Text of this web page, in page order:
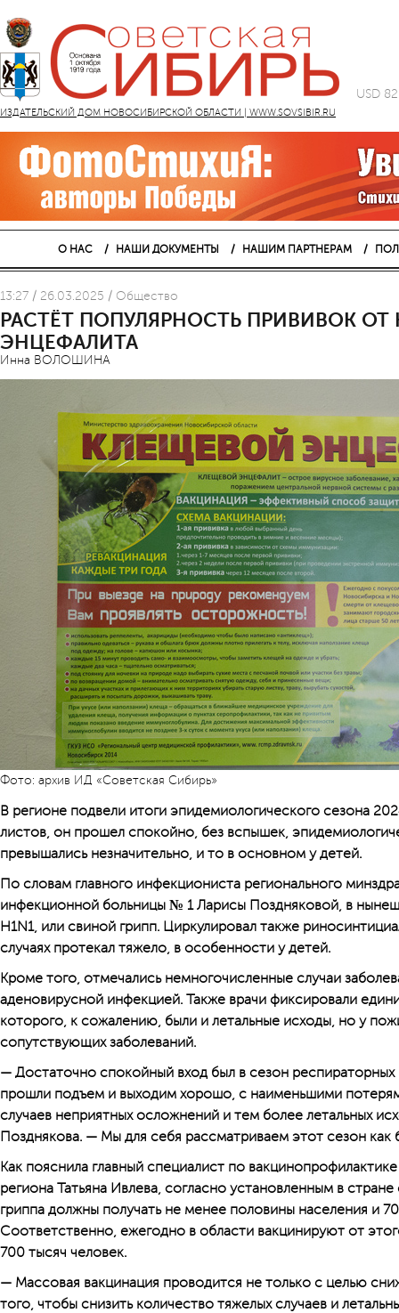
ИЗДАТЕЛЬСКИЙ ДОМ НОВОСИБИРСКОЙ ОБЛАСТИ | WWW.SOVSIBIR.RU
USD
О НАС НАШИ ДОКУМЕНТЫ НАШИМ ПАРТНЕРАМ
13:27 / 26.03.2025 / Общество
РАСТЁТ ПОПУЛЯРНОСТЬ ПРИВИВОК ОТ
ЭНЦЕФАЛИТА
Инна ВОЛОШИНА
Фото: архив ИД «Советская Сибирь»
В регионе подвели итоги эпидемиологического сезона
листов, он прошел спокойно, без вспышек,
превышались незначительно, и то в основном у детей.
По словам главного инфекцио­ниста регионального
инфекционной больницы № 1 Ларисы Поздняковой, в
H1N1, или свиной грипп. Циркулировал также
случаях протекал тяжело, в особенности у детей.
Кроме того, отмечались немногочисленные случаи
аденовирусной инфекцией. Также врачи фиксировали
которого, к сожалению, были и летальные исходы, но у
сопутствующих заболеваний.
— Достаточно спокойный вход был в сезон
прошли подъем и выходим хорошо, с наименьшими
случаев неприятных осложнений и тем более летальных
Позднякова. — Мы для себя рассматриваем этот сезон как
Как пояснила главный специа­лист по
региона Татьяна Ивлева, согласно установленным в
гриппа должны получать не менее половины населения и
Соответственно, ежегодно в области вакцинируют от
700 тысяч человек.
— Массовая вакцинация проводится не только с целью
того, чтобы снизить количество тяжелых случаев и